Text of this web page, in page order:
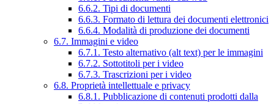
6.6.2. Tipi di documenti
6.6.3. Formato di lettura dei documenti elettronici
6.6.4. Modalità di produzione dei documenti
6.7. Immagini e video
6.7.1. Testo alternativo (alt text) per le immagini
6.7.2. Sottotitoli per i video
6.7.3. Trascrizioni per i video
6.8. Proprietà intellettuale e privacy
6.8.1. Pubblicazione di contenuti prodotti dalla